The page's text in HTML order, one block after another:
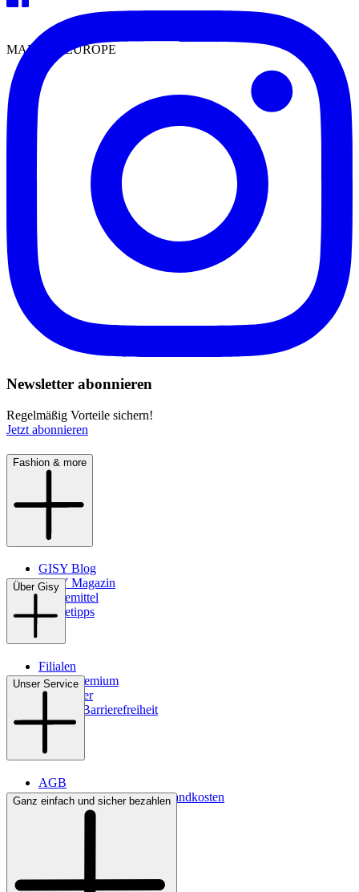
MADE IN EUROPE
Newsletter abonnieren
Regelmäßig Vorteile sichern!
Jetzt abonnieren
Fashion & more
GISY Blog
GISY Magazin
Pflegemittel
Pflegetipps
Über Gisy
Filialen
WMS-Premium
Newsletter
Digitale Barrierefreiheit
Unser Service
AGB
Lieferbedingungen & Versandkosten
Bezahlung
Ganz einfach und sicher bezahlen